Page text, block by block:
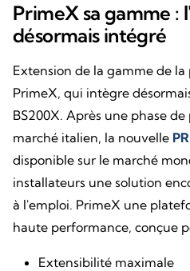
PrimeX sa gamme :
désormais intégré
Extension de la gamme de
PrimeX, qui intègre
BS200X. Après une phase
marché italien, la nouvelle
disponible sur le marché
installateurs une solution
à l'emploi. PrimeX une
haute performance, conçue
Extensibilité maximale